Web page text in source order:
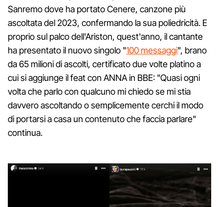
Sanremo dove ha portato Cenere, canzone più
ascoltata del 2023, confermando la sua poliedricità. E
proprio sul palco dell'Ariston, quest'anno, il cantante
ha presentato il nuovo singolo "100 messaggi", brano
da 65 milioni di ascolti, certificato due volte platino a
cui si aggiunge il feat con ANNA in BBE: "Quasi ogni
volta che parlo con qualcuno mi chiedo se mi stia
davvero ascoltando o semplicemente cerchi il modo
di portarsi a casa un contenuto che faccia parlare"
continua.